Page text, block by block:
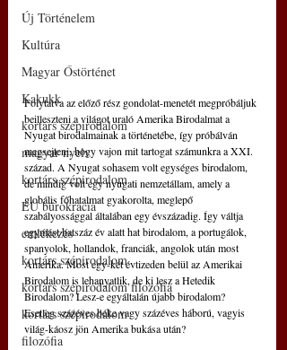
Új Történelem
Kultúra
Magyar Őstörténet
Kakukk
kortárs szépirodalom
magyar nyelv
kortárs szépirodalom
EU bürokrácia
emlékezés
kortárs szépirodalom
kortárs szépirodalom filozófia
kortárs szépirodalom
filozófia
Folytatva az előző rész gondolat-menetét megpróbáljuk
beilleszteni a világot uraló Amerika Birodalmat a
Nyugat birodalmainak a történetébe, így próbálván
megsejteni, hogy vajon mit tartogat számunkra a XXI.
század. A Nyugat sohasem volt egységes birodalom,
de mindig volt egy nyugati nemzetállam, amely a
globális főhatalmat gyakorolta, meglepő
szabályossággal általában egy évszázadig. Így váltja
egymást hatszáz év alatt hat birodalom, a portugálok,
spanyolok, hollandok, franciák, angolok után most
Amerika. Most egy-két évtizeden belül az Amerikai
Birodalom is lehanyatlik, de ki lesz a Hetedik
Birodalom? Lesz-e egyáltalán újabb birodalom?
Esetleg százéves béke vagy százéves háború, vagyis
világ-káosz jön Amerika bukása után?